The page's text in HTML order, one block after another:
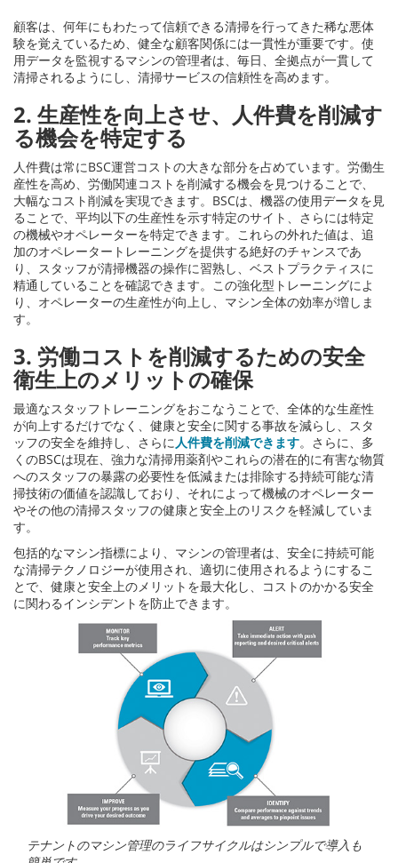
顧客は、何年にもわたって信頼できる清掃を行ってきた稀な悪体
験を覚えているため、健全な顧客関係には一貫性が重要です。使
用データを監視するマシンの管理者は、毎日、全拠点が一貫して
清掃されるようにし、清掃サービスの信頼性を高めます。
2. 生産性を向上させ、人件費を削減す
る機会を特定する
人件費は常にBSC運営コストの大きな部分を占めています。労働生
産性を高め、労働関連コストを削減する機会を見つけることで、
大幅なコスト削減を実現できます。BSCは、機器の使用データを見
ることで、平均以下の生産性を示す特定のサイト、さらには特定
の機械やオペレーターを特定できます。これらの外れた値は、追
加のオペレータートレーニングを提供する絶好のチャンスであ
り、スタッフが清掃機器の操作に習熟し、ベストプラクティスに
精通していることを確認できます。この強化型トレーニングによ
り、オペレーターの生産性が向上し、マシン全体の効率が増しま
す。
3. 労働コストを削減するための安全
衛生上のメリットの確保
最適なスタッフトレーニングをおこなうことで、全体的な生産性
が向上するだけでなく、健康と安全に関する事故を減らし、スタ
ッフの安全を維持し、さらに 人件費を削減できます。さらに、多
くのBSCは現在、強力な清掃用薬剤やこれらの潜在的に有害な物質
へのスタッフの暴露の必要性を低減または排除する持続可能な清
掃技術の価値を認識しており、それによって機械のオペレーター
やその他の清掃スタッフの健康と安全上のリスクを軽減していま
す。
包括的なマシン指標により、マシンの管理者は、安全に持続可能
な清掃テクノロジーが使用され、適切に使用されるようにするこ
とで、健康と安全上のメリットを最大化し、コストのかかる安全
に関わるインシデントを防止できます。
テナントのマシン管理のライフサイクルはシンプルで導入も